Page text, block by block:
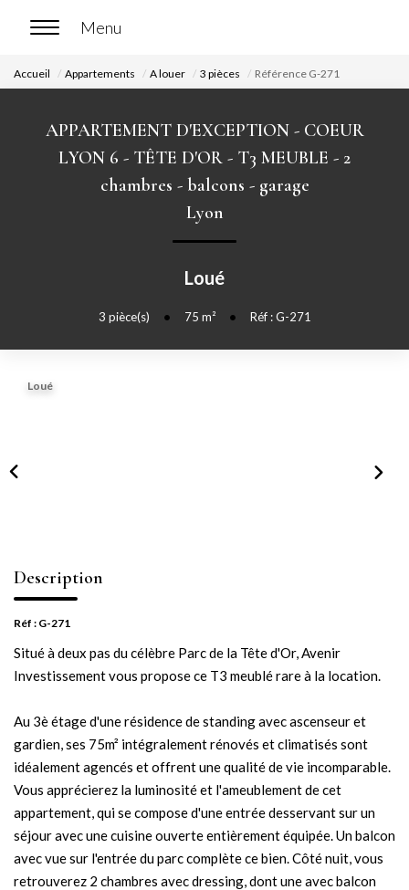
ACCUEIL
ACHETER
Nos biens en vente
Chasse immobilière
LOUER
VENDRE
Nos biens vendus
CONTACT
Accueil Appartements A louer 3 pièces Référence G-271
APPARTEMENT D'EXCEPTION - COEUR
LYON 6 - TÊTE D'OR - T3 MEUBLE - 2
chambres - balcons - garage
Lyon
Loué
3 pièce(s) • 75 m² • Réf : G-271
Loué
Description
Réf : G-271
Situé à deux pas du célèbre Parc de la Tête d'Or, Avenir
Investissement vous propose ce T3 meublé rare à la location.
Au 3è étage d'une résidence de standing avec ascenseur et
gardien, ses 75m² intégralement rénovés et climatisés sont
idéalement agencés et offrent une qualité de vie incomparable.
Vous apprécierez la luminosité et l'ameublement de cet
appartement, qui se compose d'une entrée desservant sur un
séjour avec une cuisine ouverte entièrement équipée. Un balcon
avec vue sur l'entrée du parc complète ce bien. Côté nuit, vous
retrouverez 2 chambres avec dressing, dont une avec balcon